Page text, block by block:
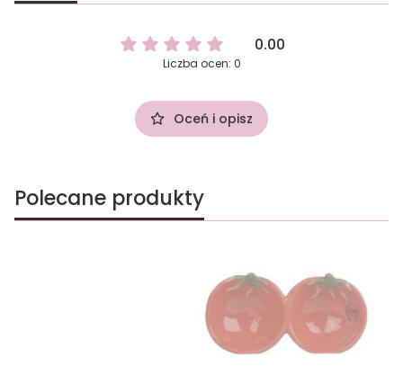
0.00
Liczba ocen: 0
Oceń i opisz
Polecane produkty